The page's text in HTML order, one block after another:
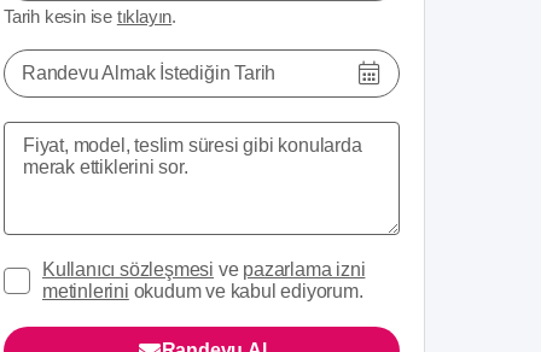
Tarih kesin ise tıklayın.
Randevu Almak İstediğin Tarih
Kullanıcı sözleşmesi ve pazarlama izni
metinlerini okudum ve kabul ediyorum.